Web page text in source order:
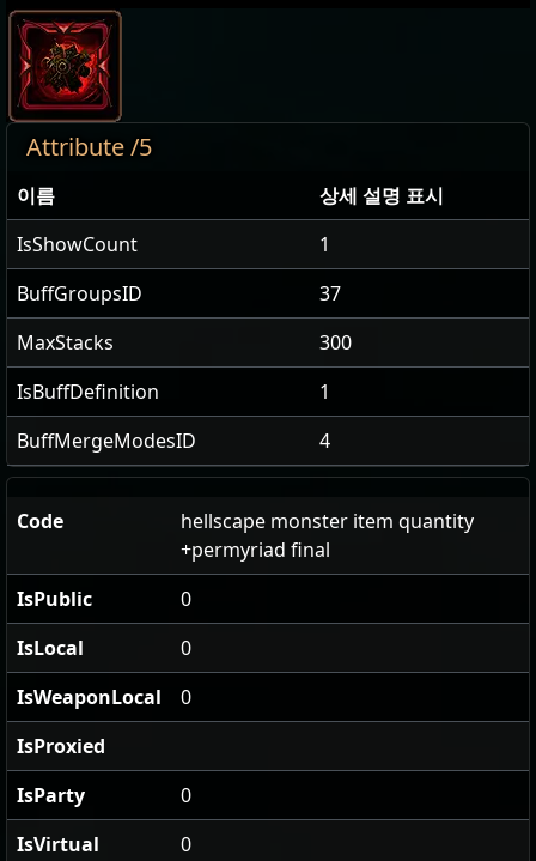
Attribute /5
이름
상세 설명 표시
IsShowCount
1
BuffGroupsID
37
MaxStacks
300
IsBuffDefinition
1
BuffMergeModesID
4
Code
hellscape monster item quantity
+permyriad final
IsPublic
0
IsLocal
0
IsWeaponLocal
0
IsProxied
IsParty
0
IsVirtual
0